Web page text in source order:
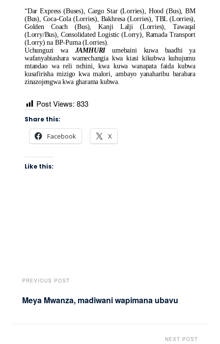
“Dar Express (Buses), Cargo Star (Lorries), Hood (Bus), BM
(Bus), Coca-Cola (Lorries), Bakhresa (Lorries), TBL (Lorries),
Golden Coach (Bus), Kanji Lalji (Lorries), Tawaqal
(Lorry/Bus), Consolidated Logistic (Lorry), Ramada Transport
(Lorry) na BP-Puma (Lorries).
Uchunguzi wa JAMHURIumebaini kuwa baadhi ya
wafanyabiashara wamechangia kwa kiasi kikubwa kuhujumu
mtandao wa reli nchini, kwa kuwa wanapata faida kubwa
kusafirisha mizigo kwa malori, ambayo yanaharibu barabara
zinazojengwa kwa gharama kubwa.
Post Views: 833
Share this:
Facebook X
Like this:
PREVIOUS POST
Meya Mwanza, madiwani wapimana ubavu
NEXT POST